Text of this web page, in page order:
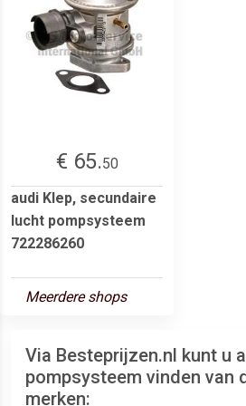
€ 65.50
audi Klep, secundaire
lucht pompsysteem
722286260
Meerdere shops
Via Besteprijzen.nl kunt u
pompsysteem vinden van
merken: